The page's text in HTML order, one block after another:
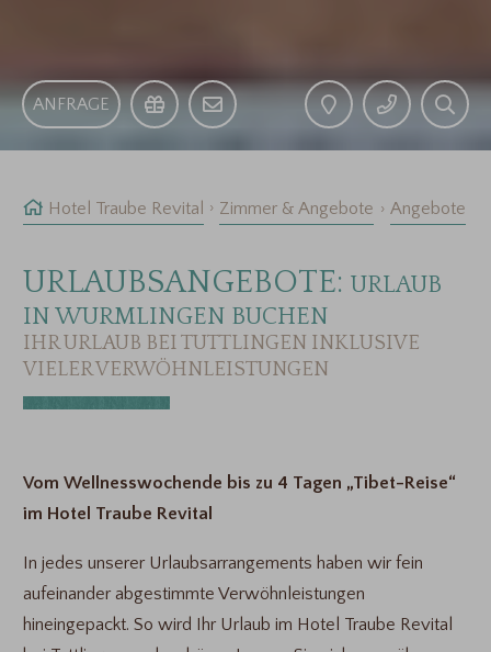
ANFRAGE
Hotel Traube Revital Zimmer & Angebote Angebote
URLAUBSANGEBOTE: URLAUB
IN WURMLINGEN BUCHEN
IHR URLAUB BEI TUTTLINGEN INKLUSIVE
VIELER VERWÖHNLEISTUNGEN
Vom Wellnesswochende bis zu 4 Tagen „Tibet-Reise“
im Hotel Traube Revital
In jedes unserer Urlaubsarrangements haben wir fein
aufeinander abgestimmte Verwöhnleistungen
hineingepackt. So wird Ihr Urlaub im Hotel Traube Revital